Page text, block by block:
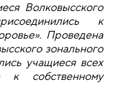
Волковысского
к
Проведена
зонального
учащиеся всех
к собственному